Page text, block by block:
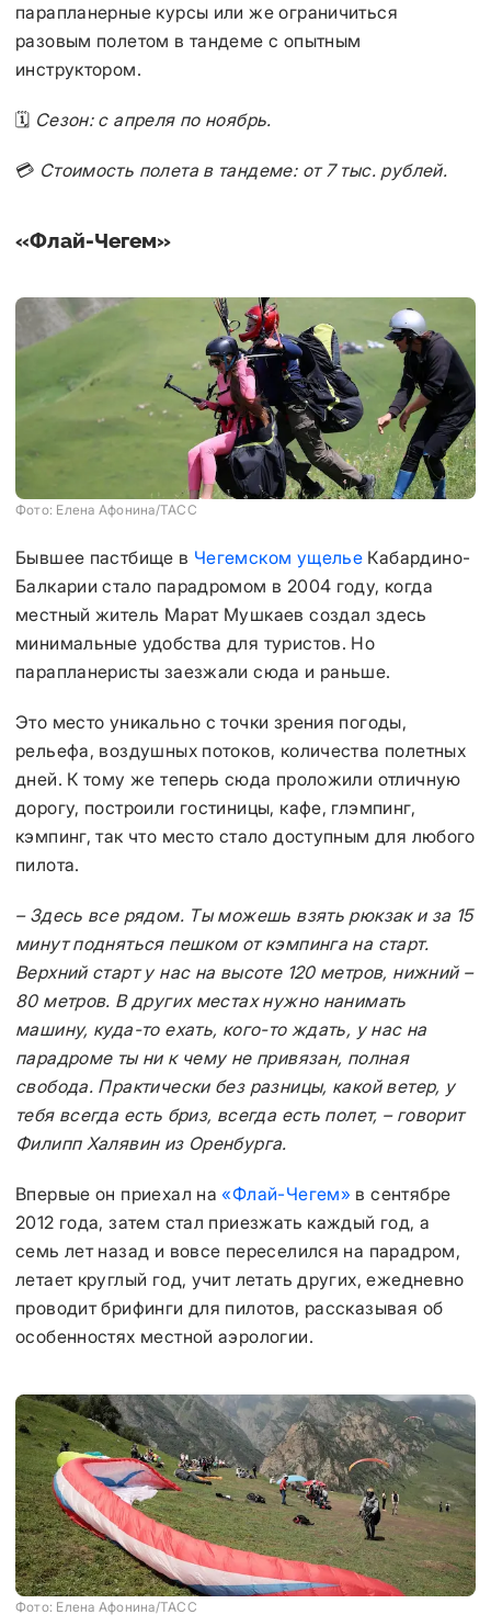
парапланерные курсы или же ограничиться
разовым полетом в тандеме с опытным
инструктором.
🗓️ Сезон: с апреля по ноябрь.
💳 Стоимость полета в тандеме: от 7 тыс. рублей.
«Флай-Чегем»
Фото: Елена Афонина/ТАСС
Бывшее пастбище в Чегемском ущелье Кабардино-
Балкарии стало парадромом в 2004 году, когда
местный житель Марат Мушкаев создал здесь
минимальные удобства для туристов. Но
парапланеристы заезжали сюда и раньше.
Это место уникально с точки зрения погоды,
рельефа, воздушных потоков, количества полетных
дней. К тому же теперь сюда проложили отличную
дорогу, построили гостиницы, кафе, глэмпинг,
кэмпинг, так что место стало доступным для любого
пилота.
– Здесь все рядом. Ты можешь взять рюкзак и за 15
минут подняться пешком от кэмпинга на старт.
Верхний старт у нас на высоте 120 метров, нижний –
80 метров. В других местах нужно нанимать
машину, куда-то ехать, кого-то ждать, у нас на
парадроме ты ни к чему не привязан, полная
свобода. Практически без разницы, какой ветер, у
тебя всегда есть бриз, всегда есть полет, – говорит
Филипп Халявин из Оренбурга.
Впервые он приехал на«Флай-Чегем» в сентябре
2012 года, затем стал приезжать каждый год, а
семь лет назад и вовсе переселился на парадром,
летает круглый год, учит летать других, ежедневно
проводит брифинги для пилотов, рассказывая об
особенностях местной аэрологии.
Фото: Елена Афонина/ТАСС